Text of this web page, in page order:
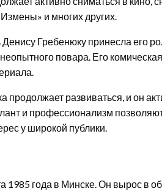
и многих других.
Гребенюку принесла его
повара. Его
продолжает развиваться, и он
и профессионализм
у широкой публики.
1985 года в Минске. Он вырос в